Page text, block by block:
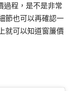
過程，是不是非常
節也可以再確認一
就可以知道窗簾價